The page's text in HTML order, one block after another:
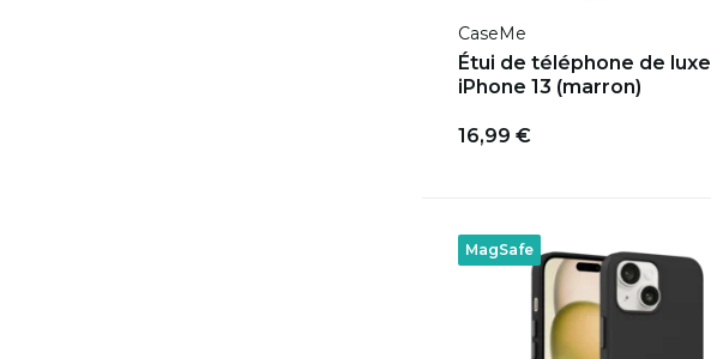
CaseMe
Étui de téléphone de luxe
iPhone 13 (marron)
16,99 €
MagSafe